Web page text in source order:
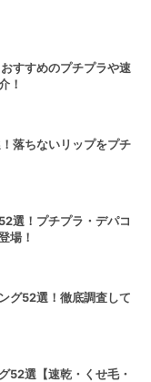
すすめのプチプラや速
！
落ちないリップをプチ
選！プチプラ・デパコ
場！
グ52選！徹底調査して
52選【速乾・くせ毛・